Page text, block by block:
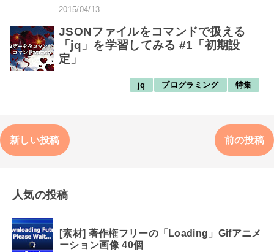
2015/04/13
JSONファイルをコマンドで扱える
「jq」を学習してみる #1「初期設
定」
jq プログラミング 特集
新しい投稿 前の投稿
人気の投稿
[素材] 著作権フリーの「Loading」Gifアニメ
ーション画像 40個